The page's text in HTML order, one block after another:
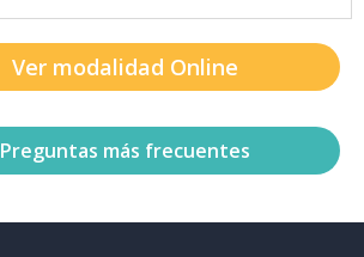
Ver modalidad Online
Preguntas más frecuentes